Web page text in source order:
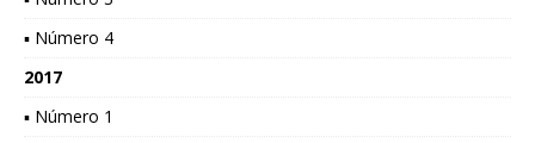
▪ Número 4
2017
▪ Número 1